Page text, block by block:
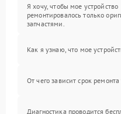
Я хочу, чтобы мое устройство
ремонтировалось только
запчастями.
Как я узнаю, что мое
От чего зависит срок
Диагностика проводится